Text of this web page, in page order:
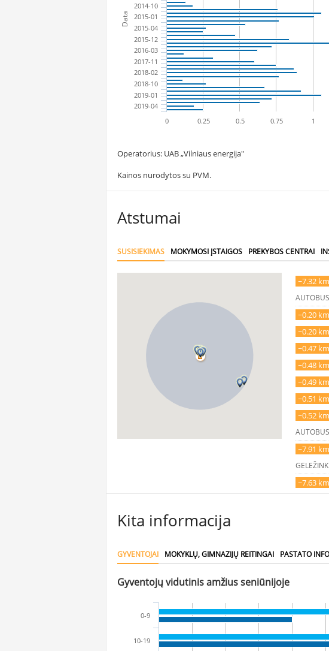
Data
2014-10
2015-01
2015-04
2015-12
2016-03
2017-11
2018-02
2018-10
2019-01
2019-04
0 0.25 0.5 0.75 1
Operatorius: UAB „Vilniaus energija"
Kainos nurodytos su PVM.
Atstumai
SUSISIEKIMAS MOKYMOSI ĮSTAIGOS PREKYBOS CENTRAI
~7.32 km
~0.20 km
~0.20 km
~0.47 km
~0.48 km
~0.49 km
~0.51 km
~0.52 km
~7.91 km
~7.63 km
Kita informacija
GYVENTOJAI MOKYKLŲ, GIMNAZIJŲ REITINGAI PASTATO
Gyventojų vidutinis amžius seniūnijoje
0-9
10-19